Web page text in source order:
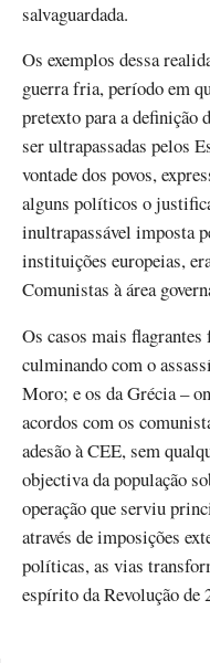
salvaguardada.
Os exemplos dessa
guerra fria, período em
pretexto para a definição
ser ultrapassadas pelos
vontade dos povos,
alguns políticos o
inultrapassável imposta
instituições europeias,
Comunistas à área
Os casos mais
culminando com o
Moro; e os da Grécia –
acordos com os
adesão à CEE, sem
objectiva da população
operação que serviu
através de imposições
políticas, as vias
espírito da Revolução de